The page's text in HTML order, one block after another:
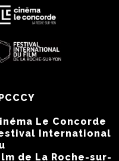
Le Concorde
International
de La Roche-sur-